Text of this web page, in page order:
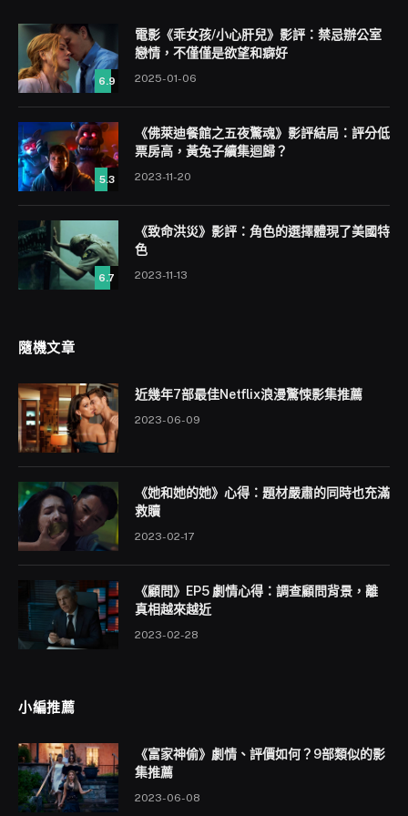
6.9
電影《乖女孩/小心肝兒》影評：禁忌辦公室
戀情，不僅僅是欲望和癖好
2025-01-06
5.3
《佛萊迪餐館之五夜驚魂》影評結局：評分低
票房高，黃兔子續集迴歸？
2023-11-20
6.7
《致命洪災》影評：角色的選擇體現了美國特
色
2023-11-13
隨機文章
近幾年7部最佳Netflix浪漫驚悚影集推薦
2023-06-09
《她和她的她》心得：題材嚴肅的同時也充滿
救贖
2023-02-17
《顧問》EP5 劇情心得：調查顧問背景，離
真相越來越近
2023-02-28
小編推薦
《富家神偷》劇情、評價如何？9部類似的影
集推薦
2023-06-08